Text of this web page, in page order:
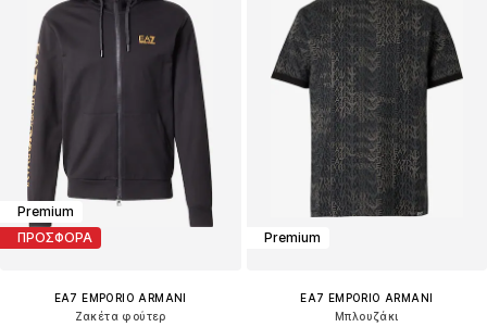
Premium
ΠΡΟΣΦΟΡΑ
EA7 EMPORIO ARMANI
Ζακέτα φούτερ
Premium
EA7 EMPORIO ARMANI
Μπλουζάκι